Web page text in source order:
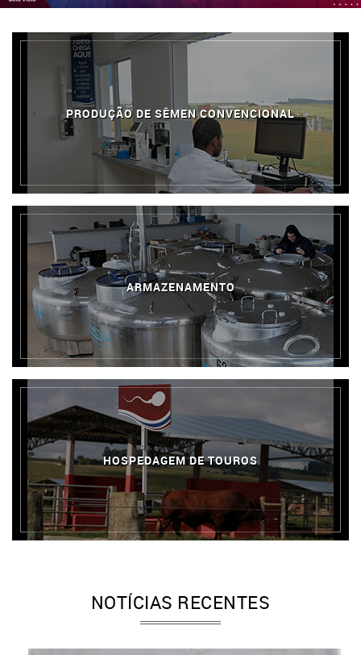
PRODUÇÃO DE SÊMEN CONVENCIONAL
ARMAZENAMENTO
HOSPEDAGEM DE TOUROS
NOTÍCIAS RECENTES